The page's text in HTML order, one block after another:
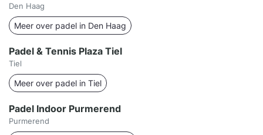
Den Haag
Meer over padel in Den Haag
Padel & Tennis Plaza Tiel
Tiel
Meer over padel in Tiel
Padel Indoor Purmerend
Purmerend